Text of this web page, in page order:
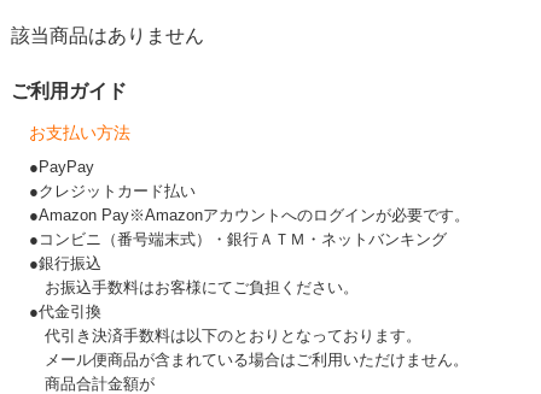
該当商品はありません
ご利用ガイド
お支払い方法
●PayPay
●クレジットカード払い
●Amazon Pay※Amazonアカウントへのログインが必要です。
●コンビニ（番号端末式）・銀行ＡＴＭ・ネットバンキング
●銀行振込
お振込手数料はお客様にてご負担ください。
●代金引換
代引き決済手数料は以下のとおりとなっております。
メール便商品が含まれている場合はご利用いただけません。
商品合計金額が